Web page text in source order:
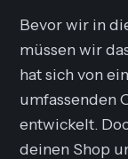
Bevor wir in
müssen wir
hat sich von
umfassenden
entwickelt.
deinen Shop